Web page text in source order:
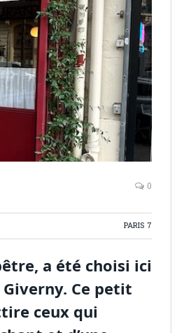
0
PARIS 7
a été choisi ici
Ce petit
ceux qui